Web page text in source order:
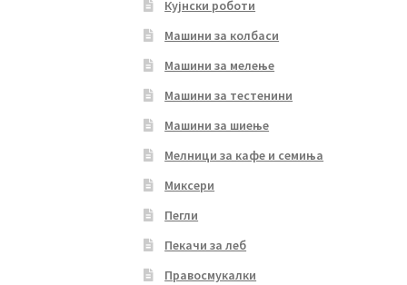
Кујнски роботи
Машини за колбаси
Машини за мелење
Машини за тестенини
Машини за шиење
Мелници за кафе и семиња
Миксери
Пегли
Пекачи за леб
Правосмукалки